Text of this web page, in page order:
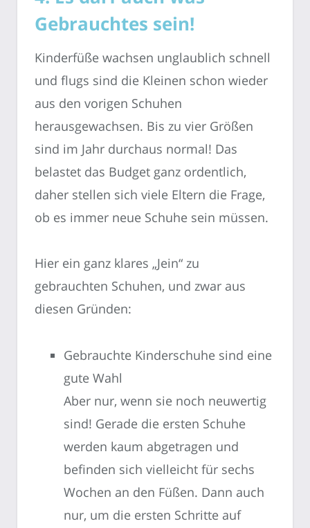
Gebrauchtes sein!
Kinderfüße wachsen unglaublich schnell
und flugs sind die Kleinen schon wieder
aus den vorigen Schuhen
herausgewachsen. Bis zu vier Größen
sind im Jahr durchaus normal! Das
belastet das Budget ganz ordentlich,
daher stellen sich viele Eltern die Frage,
ob es immer neue Schuhe sein müssen.
Hier ein ganz klares „Jein“ zu
gebrauchten Schuhen, und zwar aus
diesen Gründen:
Gebrauchte Kinderschuhe sind eine
gute Wahl
Aber nur, wenn sie noch neuwertig
sind! Gerade die ersten Schuhe
werden kaum abgetragen und
befinden sich vielleicht für sechs
Wochen an den Füßen. Dann auch
nur, um die ersten Schritte auf